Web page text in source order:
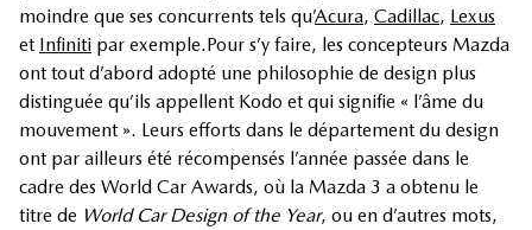
moindre que ses concurrents tels qu’Acura, Cadillac, Lexus
et Infiniti par exemple.Pour s’y faire, les concepteurs Mazda
ont tout d’abord adopté une philosophie de design plus
distinguée qu’ils appellent Kodo et qui signifie « l’âme du
mouvement ». Leurs efforts dans le département du design
ont par ailleurs été récompensés l’année passée dans le
cadre des World Car Awards, où la Mazda 3 a obtenu le
titre de World Car Design of the Year, ou en d’autres mots,